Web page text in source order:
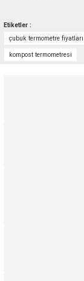
yetersiz gördüğünüz
iletebilirsiniz.
Görüş ve önerileriniz
Ürün
Ürün
Bu ürüne benzer
Etiketler :
çubuk termometre fiyatları
kompost termometresi